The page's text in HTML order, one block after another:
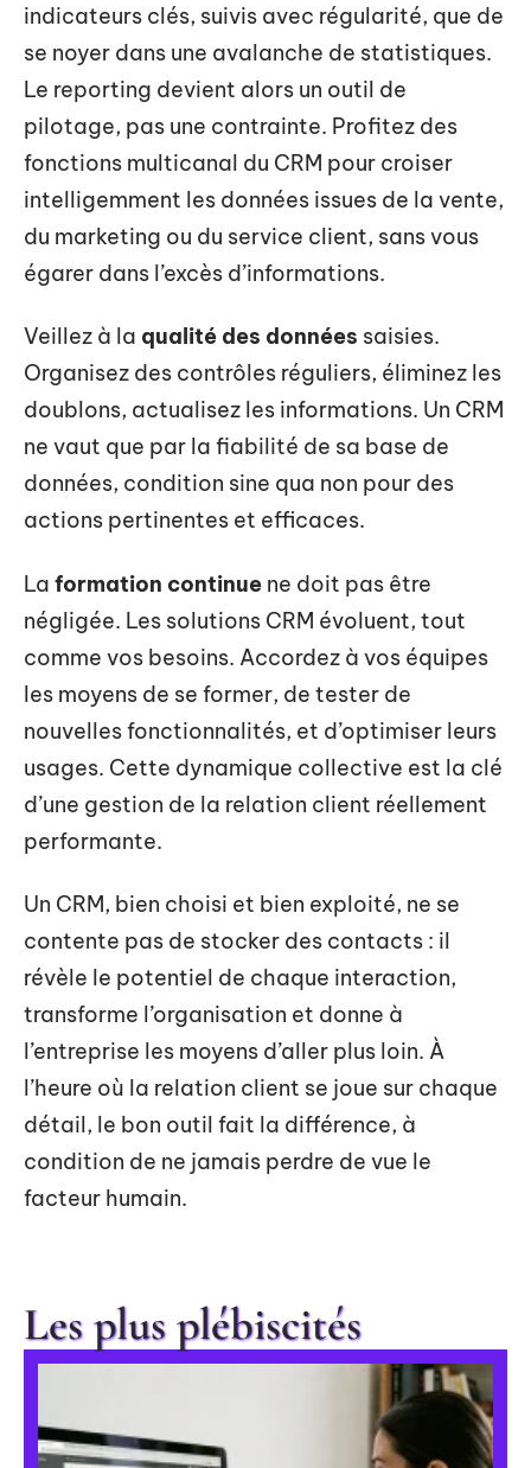
indicateurs clés, suivis avec régularité, que de
se noyer dans une avalanche de statistiques.
Le reporting devient alors un outil de
pilotage, pas une contrainte. Profitez des
fonctions multicanal du CRM pour croiser
intelligemment les données issues de la vente,
du marketing ou du service client, sans vous
égarer dans l’excès d’informations.
Veillez à la qualité des données saisies.
Organisez des contrôles réguliers, éliminez les
doublons, actualisez les informations. Un CRM
ne vaut que par la fiabilité de sa base de
données, condition sine qua non pour des
actions pertinentes et efficaces.
La formation continue ne doit pas être
négligée. Les solutions CRM évoluent, tout
comme vos besoins. Accordez à vos équipes
les moyens de se former, de tester de
nouvelles fonctionnalités, et d’optimiser leurs
usages. Cette dynamique collective est la clé
d’une gestion de la relation client réellement
performante.
Un CRM, bien choisi et bien exploité, ne se
contente pas de stocker des contacts : il
révèle le potentiel de chaque interaction,
transforme l’organisation et donne à
l’entreprise les moyens d’aller plus loin. À
l’heure où la relation client se joue sur chaque
détail, le bon outil fait la différence, à
condition de ne jamais perdre de vue le
facteur humain.
Les plus plébiscités